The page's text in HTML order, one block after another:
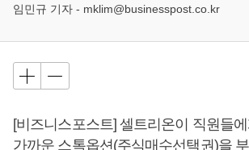
임민규 기자 - mklim@businesspost.co.kr
[비즈니스포스트] 셀트리온이 직원들
가까운 스톡옵션(주식매수선택권)을